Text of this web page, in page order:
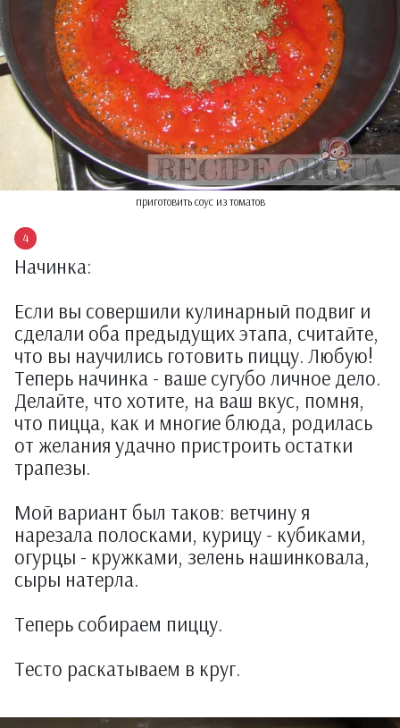
приготовить соус из томатов
Начинка:
Если вы совершили кулинарный подвиг и
сделали оба предыдущих этапа, считайте,
что вы научились готовить пиццу. Любую!
Теперь начинка - ваше сугубо личное дело.
Делайте, что хотите, на ваш вкус, помня,
что пицца, как и многие блюда, родилась
от желания удачно пристроить остатки
трапезы.
Мой вариант был таков: ветчину я
нарезала полосками, курицу - кубиками,
огурцы - кружками, зелень нашинковала,
сыры натерла.
Теперь собираем пиццу.
Тесто раскатываем в круг.